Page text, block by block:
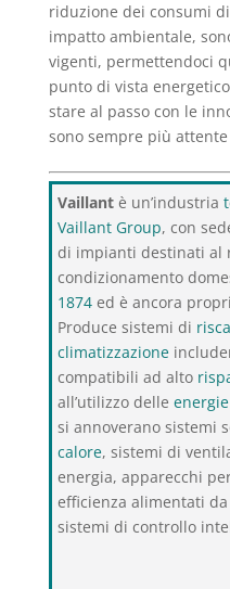
riduzione dei consumi
impatto ambientale,
vigenti, permettendoci
punto di vista
stare al passo con le
sono sempre più
Vaillantè un’industria
Vaillant Group, con
di impianti destinati al
condizionamento
1874ed è ancora
Produce sistemi di
climatizzazione
compatibili ad alto
all’utilizzo delle
si annoverano sistemi
calore, sistemi di
energia, apparecchi
efficienza alimentati da
sistemi di controllo